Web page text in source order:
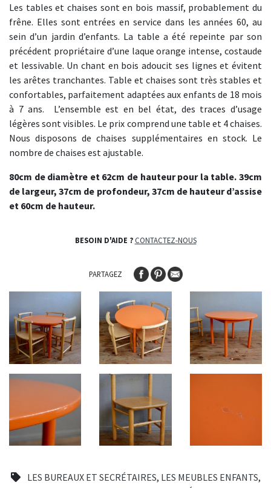
LES BUREAUX ET SECRÉTAIRES, LES MEUBLES ENFANTS,
Les tables et chaises sont en bois massif, probablement du
frêne. Elles sont entrées en service dans les années 60, au
sein d’un jardin d’enfants. La table a été repeinte par son
précédent propriétaire d’une laque orange intense, costaude
et lessivable. Un chant en bois adoucit ses lignes et évitent
les arêtes tranchantes. Table et chaises sont très stables et
confortables, parfaitement adaptées aux enfants de 18 mois
à 7 ans. L’ensemble est en bel état, des traces d’usage
légères sont visibles. Le prix comprend une table et 4 chaises.
Nous disposons de chaises supplémentaires en stock. Le
nombre de chaises est ajustable.
80cm de diamètre et 62cm de hauteur pour la table. 39cm
de largeur, 37cm de profondeur, 37cm de hauteur d’assise
et 60cm de hauteur.
BESOIN D'AIDE ? CONTACTEZ-NOUS
PARTAGEZ